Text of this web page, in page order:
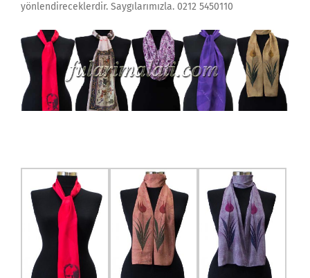
yönlendireceklerdir. Saygılarımızla. 0212 5450110